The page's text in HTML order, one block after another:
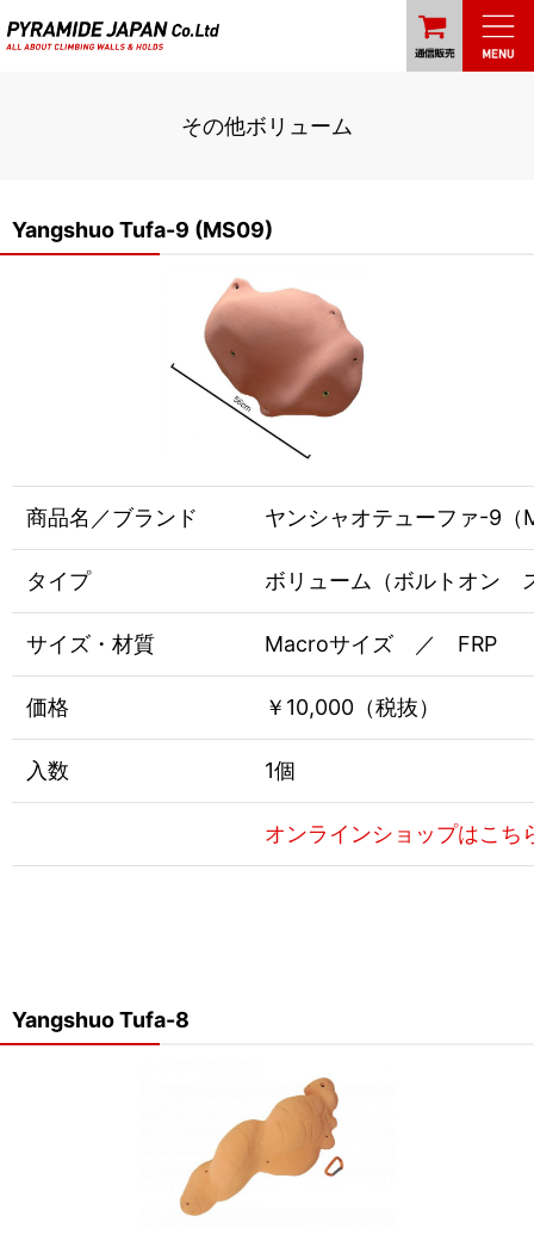
その他ボリューム
Yangshuo Tufa-9 (MS09)
商品名／ブランド ヤンシャオテューファ-9（
タイプ ボリューム（ボルトオン
サイズ・材質 Macroサイズ ／ FRP
価格 ￥10,000（税抜）
入数 1個
オンラインショップはこち
Yangshuo Tufa-8